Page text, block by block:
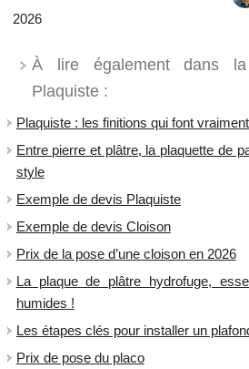
2026
À lire également dans la
Plaquiste :
Plaquiste : les finitions qui font
Entre pierre et plâtre, la plaquette de
style
Exemple de devis Plaquiste
Exemple de devis Cloison
Prix de la pose d’une cloison en 2026
La plaque de plâtre hydrofuge,
humides !
Les étapes clés pour installer un
Prix de pose du placo